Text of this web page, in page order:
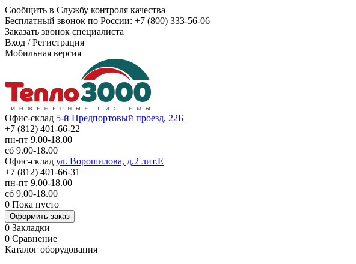
Сообщить в Службу контроля качества
Бесплатный звонок по России: +7 (800) 333-56-06
Заказать звонок специалиста
Вход /Регистрация
Мобильная версия
Офис-склад 5-й Предпортовый проезд, 22Б
+7 (812) 401-66-22
пн-пт 9.00-18.00
сб 9.00-18.00
Офис-склад ул. Ворошилова, д.2 лит.Е
+7 (812) 401-66-31
пн-пт 9.00-18.00
сб 9.00-18.00
0 Пока пусто
Оформить заказ
0 Закладки
0 Сравнение
Каталог оборудования